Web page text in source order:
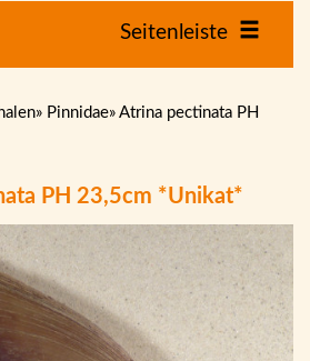
Seitenleiste
» Pinnidae» Atrina pectinata PH
PH 23,5cm *Unikat*